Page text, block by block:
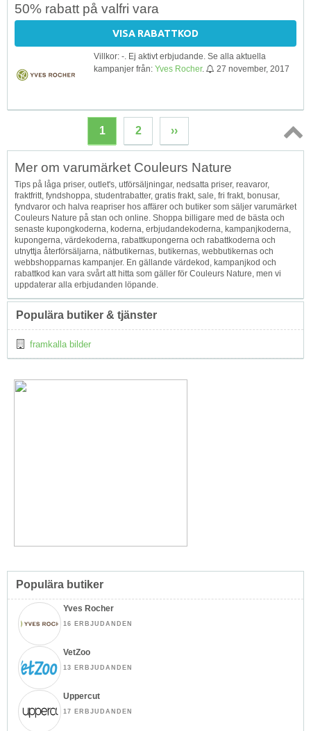
50% rabatt på valfri vara
VISA RABATTKOD
Villkor: -. Ej aktivt erbjudande. Se alla aktuella
kampanjer från: Yves Rocher. 27 november, 2017
1 2 ››
Topp
Mer om varumärket Couleurs Nature
Tips på låga priser, outlet's, utförsäljningar, nedsatta priser, reavaror,
fraktfritt, fyndshoppa, studentrabatter, gratis frakt, sale, fri frakt, bonusar,
fyndvaror och halva reapriser hos affärer och butiker som säljer varumärket
Couleurs Nature på stan och online. Shoppa billigare med de bästa och
senaste kupongkoderna, koderna, erbjudandekoderna, kampanjkoderna,
kupongerna, värdekoderna, rabattkupongerna och rabattkoderna och
utnyttja återförsäljarna, nätbutikernas, butikernas, webbutikernas och
webbshopparnas kampanjer. En gällande värdekod, kampanjkod och
rabattkod kan vara svårt att hitta som gäller för Couleurs Nature, men vi
uppdaterar alla erbjudanden löpande.
Populära butiker & tjänster
framkalla bilder
Populära butiker
Yves Rocher
16 ERBJUDANDEN
VetZoo
13 ERBJUDANDEN
Uppercut
17 ERBJUDANDEN